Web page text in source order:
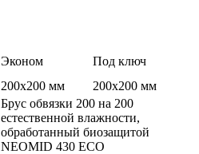
Эконом Под ключ
200х200 мм
200х200 мм
Брус обвязки 200 на 200
естественной влажности,
обработанный биозащитой
NEOMID 430 ЕСО